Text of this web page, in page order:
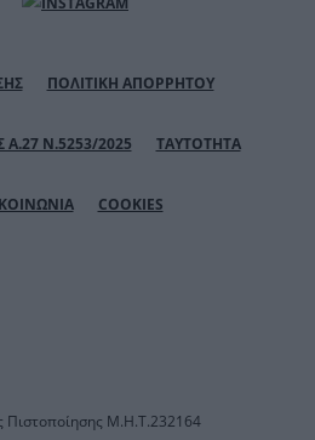
ΠΟΛΙΤΙΚΗ ΑΠΟΡΡΗΤΟΥ
Ν.5253/2025 ΤΑΥΤΟΤΗΤΑ
COOKIES
Πιστοποίησης Μ.Η.Τ.232164